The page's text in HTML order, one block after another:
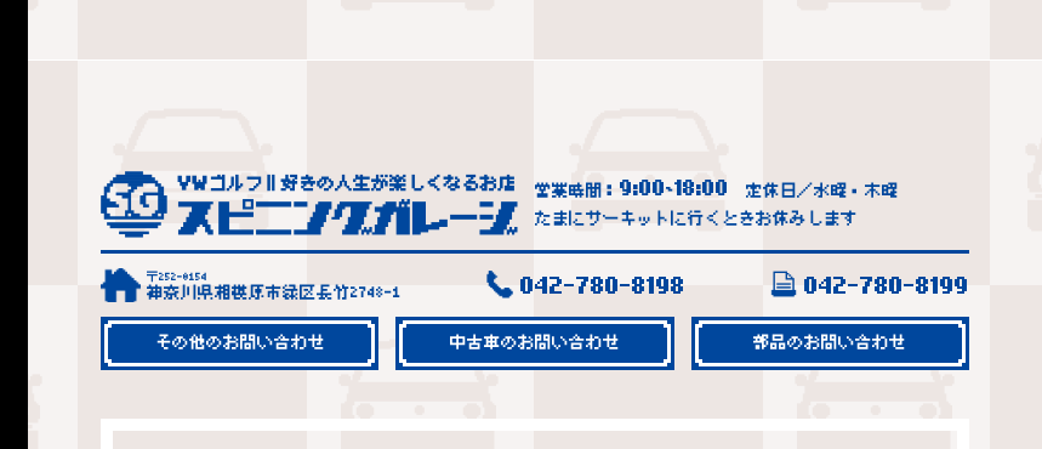
営業時間： 9:00~18:00
定休日／水曜・木曜
たまにサーキットに行くときお休みします
〒252-0154
神奈川県相模原市緑区長竹2748-1 042-780-8198 042-780-8199
その他のお問い合わせ 中古車のお問い合わせ 部品のお問い合わせ